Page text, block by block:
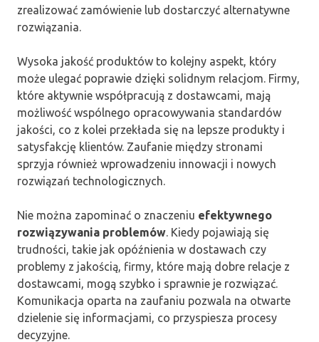
zrealizować zamówienie lub dostarczyć alternatywne
rozwiązania.
Wysoka jakość produktów to kolejny aspekt, który
może ulegać poprawie dzięki solidnym relacjom. Firmy,
które aktywnie współpracują z dostawcami, mają
możliwość wspólnego opracowywania standardów
jakości, co z kolei przekłada się na lepsze produkty i
satysfakcję klientów. Zaufanie między stronami
sprzyja również wprowadzeniu innowacji i nowych
rozwiązań technologicznych.
Nie można zapominać o znaczeniu efektywnego
rozwiązywania problemów . Kiedy pojawiają się
trudności, takie jak opóźnienia w dostawach czy
problemy z jakością, firmy, które mają dobre relacje z
dostawcami, mogą szybko i sprawnie je rozwiązać.
Komunikacja oparta na zaufaniu pozwala na otwarte
dzielenie się informacjami, co przyspiesza procesy
decyzyjne.